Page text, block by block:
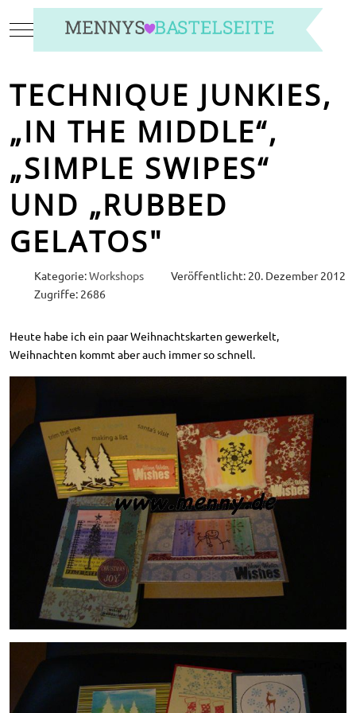
Mobile Menu Toggle
TECHNIQUE JUNKIES,
„IN THE MIDDLE“,
„SIMPLE SWIPES“
UND „RUBBED
GELATOS"
Kategorie:Workshops
Veröffentlicht: 20. Dezember 2012
Zugriffe: 2686
Heute habe ich ein paar Weihnachtskarten gewerkelt,
Weihnachten kommt aber auch immer so schnell.